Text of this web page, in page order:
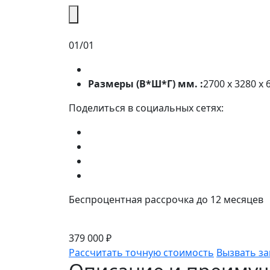
01/01
Размеры (В*Ш*Г) мм. :2700 х 3280 х
Поделиться в социальных сетях:
Беспроцентная рассрочка до 12 месяцев
379 000 ₽
Рассчитать точную стоимость Вызвать